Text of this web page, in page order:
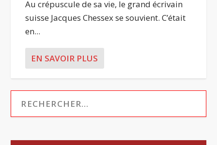
Au crépuscule de sa vie, le grand écrivain
suisse Jacques Chessex se souvient. C’était
en...
EN SAVOIR PLUS